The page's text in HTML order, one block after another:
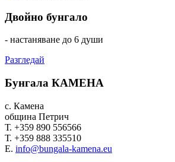
Двойно бунгало
- настаняване до 6 души
Разгледай
Бунгала КАМЕНА
с. Камена
община Петрич
Т. +359 890 556566
Т. +359 888 335510
Е. info@bungala-kamena.eu